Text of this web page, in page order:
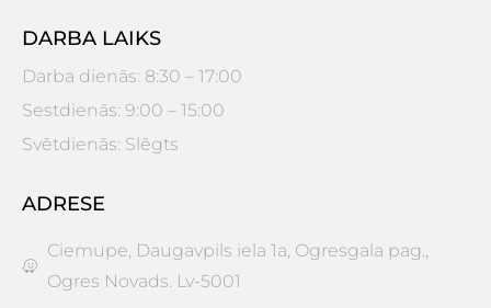
DARBA LAIKS
Darba dienās: 8:30 – 17:00
Sestdienās: 9:00 – 15:00
Svētdienās: Slēgts
ADRESE
Ciemupe, Daugavpils iela 1a, Ogresgala pag.,
Ogres Novads. Lv-5001